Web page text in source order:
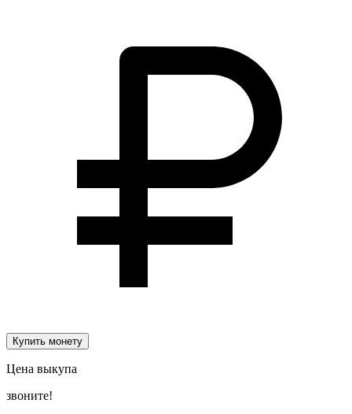
Купить монету
Цена выкупа
звоните!